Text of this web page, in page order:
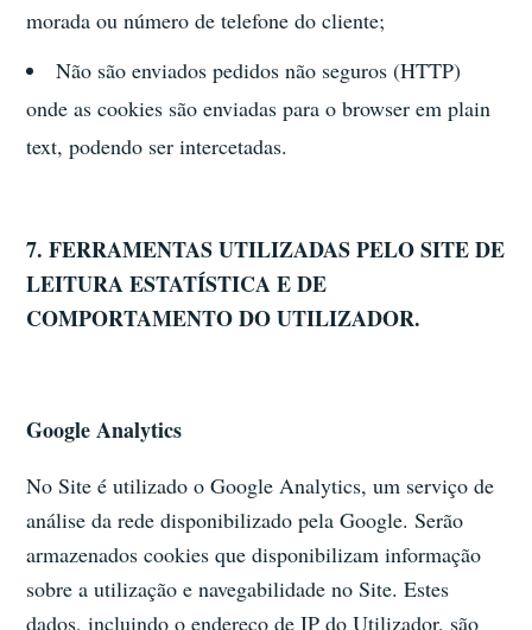
morada ou número de telefone do cliente;
Não são enviados pedidos não seguros (HTTP)
onde as cookies são enviadas para o browser em plain
text, podendo ser intercetadas.
7. FERRAMENTAS UTILIZADAS PELO SITE DE
LEITURA ESTATÍSTICA E DE
COMPORTAMENTO DO UTILIZADOR.
Google Analytics
No Site é utilizado o Google Analytics, um serviço de
análise da rede disponibilizado pela Google. Serão
armazenados cookies que disponibilizam informação
sobre a utilização e navegabilidade no Site. Estes
dados, incluindo o endereço de IP do Utilizador, são